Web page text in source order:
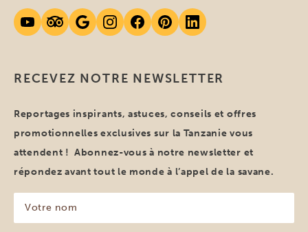
RECEVEZ NOTRE NEWSLETTER
Reportages inspirants, astuces, conseils et offres
promotionnelles exclusives sur la Tanzanie vous
attendent ! Abonnez-vous à notre newsletter et
répondez avant tout le monde à l’appel de la savane.
nom
(Nécessaire)